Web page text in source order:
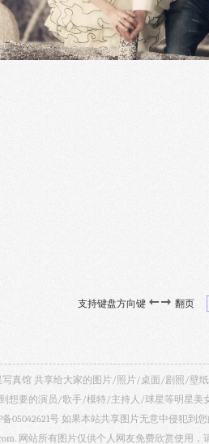
支持键盘方向键 翻页
写真馆 共享给大家的图片/照片/桌面/剧照/壁
想要的演员/歌手/模特/主持人/球星等明星美
备05042621号 如果本站共享图片无意中侵犯到
网站所有图片仅供个人网友免费欣赏使用